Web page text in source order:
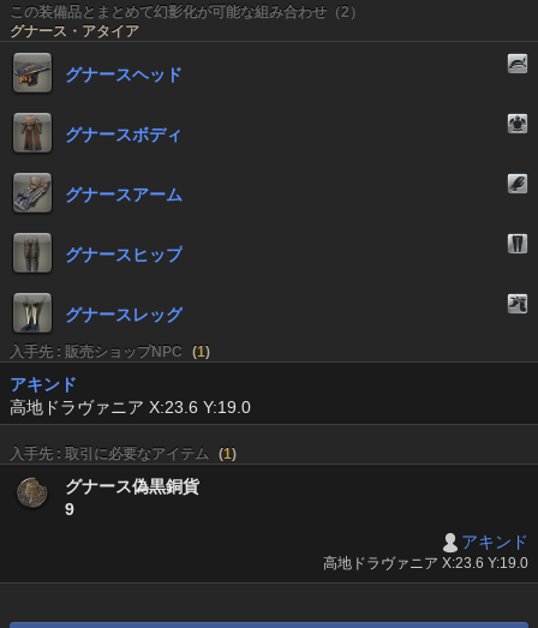
この装備品とまとめて幻影化が可能な組み合わせ（2）
グナース・アタイア
グナースヘッド
グナースボディ
グナースアーム
グナースヒップ
グナースレッグ
入手先 : 販売ショップNPC (1)
アキンド
高地ドラヴァニア X:23.6 Y:19.0
入手先 : 取引に必要なアイテム (1)
グナース偽黒銅貨
9
アキンド
高地ドラヴァニア X:23.6 Y:19.0